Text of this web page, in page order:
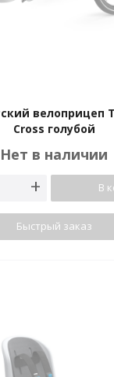
велоприцеп
Cross голубой
Нет в наличии
В
Быстрый заказ